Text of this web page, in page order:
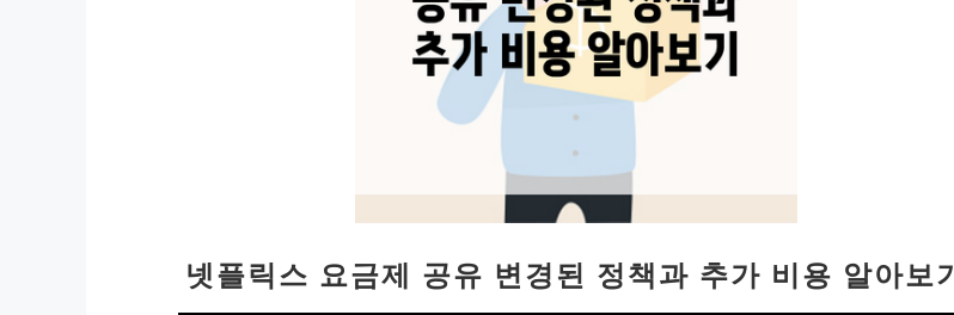
넷플릭스 요금제 공유 변경된 정책과 추가 비용 알아보기